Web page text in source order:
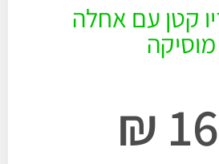
קטן עם אחלה
מוסיקה